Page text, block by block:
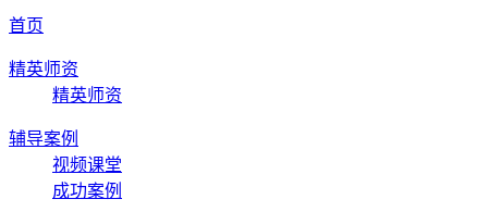
首页
精英师资
精英师资
辅导案例
视频课堂
成功案例